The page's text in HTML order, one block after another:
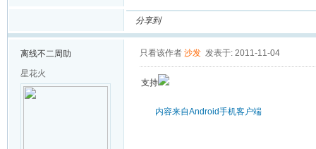
分享到
离线不二周助
星花火
只看该作者 沙发 发表于: 2011-11-04
支持
内容来自Android手机客户端